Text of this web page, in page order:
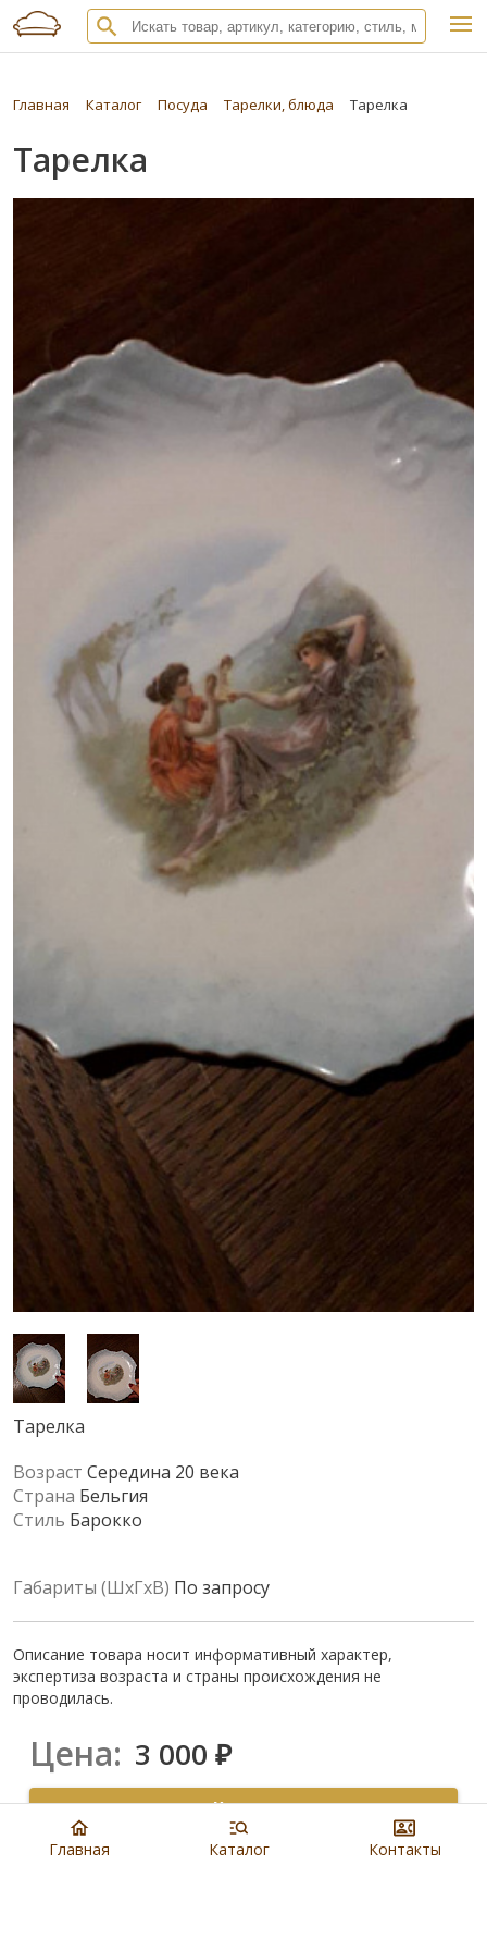
Главная Каталог Посуда Тарелки, блюда Тарелка
Тарелка
Тарелка
Возраст Середина 20 века
Страна Бельгия
Стиль Барокко
Габариты (ШхГхВ) По запросу
Описание товара носит информативный характер,
экспертиза возраста и страны происхождения не
проводилась.
Цена: 3 000 ₽
Купить
Главная Каталог Контакты